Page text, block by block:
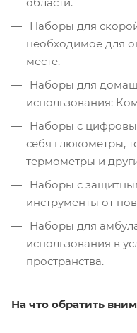
Наборы для
необходимое для
месте.
Наборы для
использования:
Наборы с
себя глюкометры,
термометры и
Наборы с
инструменты от
Наборы для
использования в
пространства.
На что обратить